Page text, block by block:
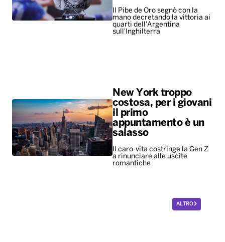
Il Pibe de Oro segnò con la
mano decretando la vittoria ai
quarti dell'Argentina
sull'Inghilterra
New York troppo
costosa, per i giovani
il primo
appuntamento è un
salasso
Il caro-vita costringe la Gen Z
a rinunciare alle uscite
romantiche
ALTRO